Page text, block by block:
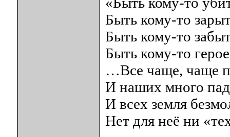
Быть кому-то
Быть кому-то
Быть кому-то
…Все чаще, чаще
И наших много
И всех земля
Нет для неё ни